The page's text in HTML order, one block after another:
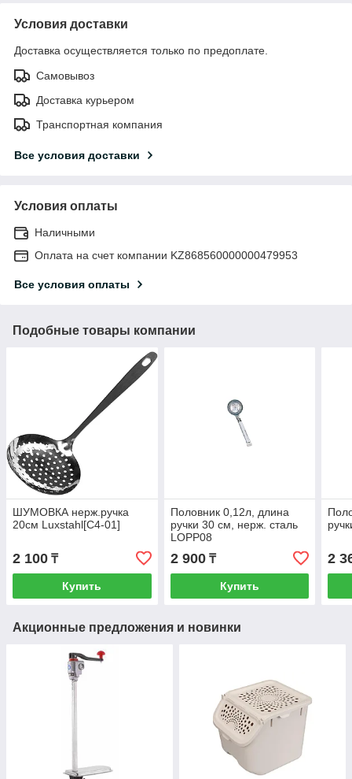
Условия доставки
Доставка осуществляется только по предоплате.
Самовывоз
Доставка курьером
Транспортная компания
Все условия доставки
Условия оплаты
Наличными
Оплата на счет компании KZ868560000000479953
Все условия оплаты
Подобные товары компании
ШУМОВКА нерж.ручка
20см Luxstahl[C4-01]
2 100 ₸
Купить
Половник 0,12л, длина
ручки 30 см, нерж. сталь
LOPP08
2 900₸
Купить
2
Акционные предложения и новинки